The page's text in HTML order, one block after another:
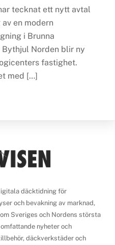
tecknat ett nytt avtal
en modern
i Brunna
Norden blir ny
fastighet.
med […]
Back
To
däcktidning för
och bevakning av marknad,
Sveriges och Nordens största
nyheter och
däckverkstäder och